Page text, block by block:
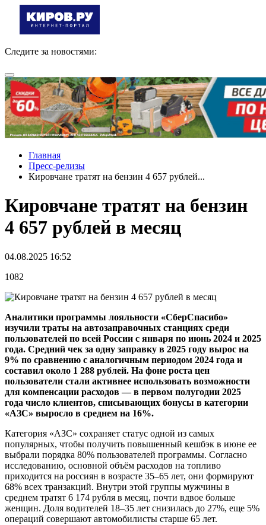
Следите за новостями:
Главная
Пресс-релизы
Кировчане тратят на бензин 4 657 рублей...
Кировчане тратят на бензин
4 657 рублей в месяц
04.08.2025 16:52
1082
Аналитики программы лояльности «СберСпасибо»
изучили траты на автозаправочных станциях среди
пользователей по всей России с января по июнь 2024 и 2025
года. Средний чек за одну заправку в 2025 году вырос на
9% по сравнению с аналогичным периодом 2024 года и
составил около 1 288 рублей. На фоне роста цен
пользователи стали активнее использовать возможности
для компенсации расходов — в первом полугодии 2025
года число клиентов, списывающих бонусы в категории
«АЗС» выросло в среднем на 16%.
Категория «АЗС» сохраняет статус одной из самых
популярных, чтобы получить повышенный кешбэк в июне ее
выбрали порядка 80% пользователей программы. Согласно
исследованию, основной объём расходов на топливо
приходится на россиян в возрасте 35–65 лет, они формируют
68% всех транзакций. Внутри этой группы мужчины в
среднем тратят 6 174 рубля в месяц, почти вдвое больше
женщин. Доля водителей 18–35 лет снизилась до 27%, еще 5%
операций совершают автомобилисты старше 65 лет.